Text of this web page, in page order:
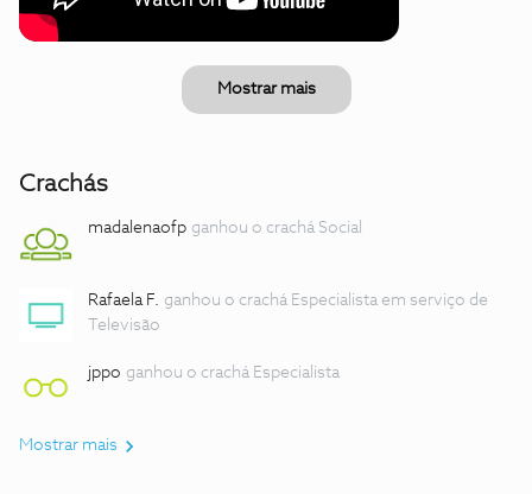
Mostrar mais
Crachás
madalenaofp ganhou o crachá Social
Rafaela F. ganhou o crachá Especialista em serviço de
Televisão
jppo ganhou o crachá Especialista
Mostrar mais